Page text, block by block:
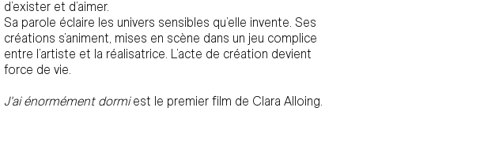
d’exister et d’aimer.
Sa parole éclaire les univers sensibles qu’elle invente. Ses
créations s’animent, mises en scène dans un jeu complice
entre l’artiste et la réalisatrice. L’acte de création devient
force de vie.
J'ai énormément dormiest le premier film de Clara Alloing.